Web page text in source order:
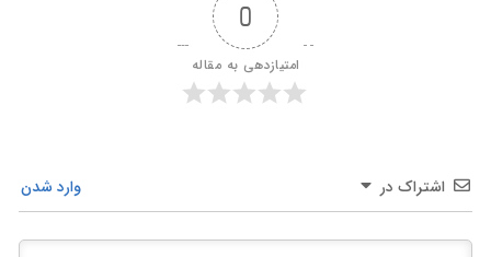
0
امتیازدهی به مقاله
اشتراک در وارد شدن